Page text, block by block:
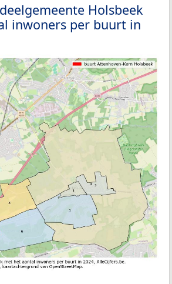
Holsbeek
inwoners per buurt in